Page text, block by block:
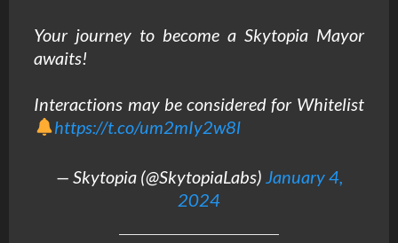
Your journey to become a Skytopia Mayor
awaits!
Interactions may be considered for Whitelist
https://t.co/um2mIy2w8l
— Skytopia (@SkytopiaLabs) January 4,
2024